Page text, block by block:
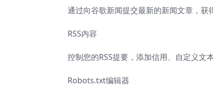
通过向谷歌新闻提交最新的新闻文章，获
RSS内容
控制您的RSS提要，添加信用、自定义文
Robots.txt编辑器